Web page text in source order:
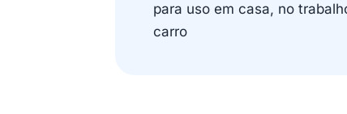
para uso em casa, no
carro